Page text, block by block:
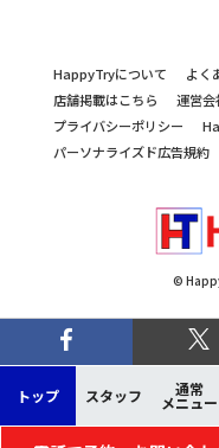
トップ スタッフ 通常
メニュー
HappyTryについて よく
店舗掲載はこちら
運営会
プライバシーポリシー
パーソナライズド広告規約
©